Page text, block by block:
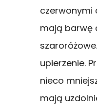
czerwonymi
mają barwę
upierzenie.
nieco
mają